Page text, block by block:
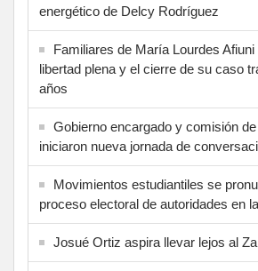
energético de Delcy Rodríguez
Familiares de María Lourdes
libertad plena y el cierre de su caso
años
Gobierno encargado y comisión
iniciaron nueva jornada de
Movimientos estudiantiles se
proceso electoral de autoridades en
Josué Ortiz aspira llevar lejos al